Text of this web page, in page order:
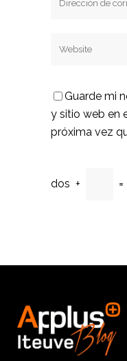
Guarde mi
y sitio web en
próxima vez
dos + =